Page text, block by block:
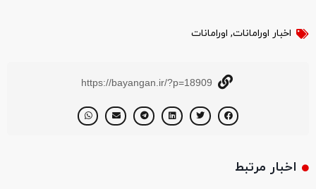
اخبار اورامانات, اورامانات
https://bayangan.ir/?p=18909
اخبار مرتبط